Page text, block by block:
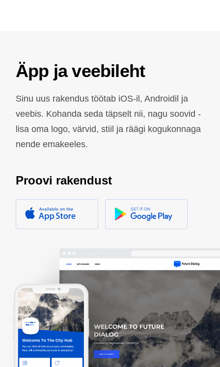
Äpp ja veebileht
Sinu uus rakendus töötab iOS-il, Androidil ja
veebis. Kohanda seda täpselt nii, nagu soovid -
lisa oma logo, värvid, stiil ja räägi kogukonnaga
nende emakeeles.
Proovi rakendust